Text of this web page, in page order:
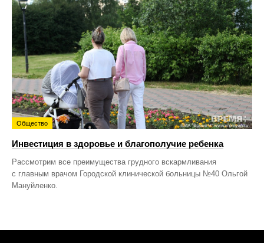
Общество
Инвестиция в здоровье и благополучие ребенка
Рассмотрим все преимущества грудного вскармливания
с главным врачом Городской клинической больницы №40 Ольгой
Мануйленко.